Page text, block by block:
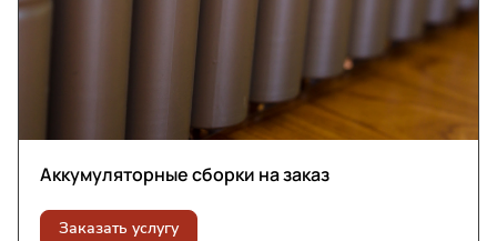
Аккумуляторные сборки на заказ
Заказать услугу